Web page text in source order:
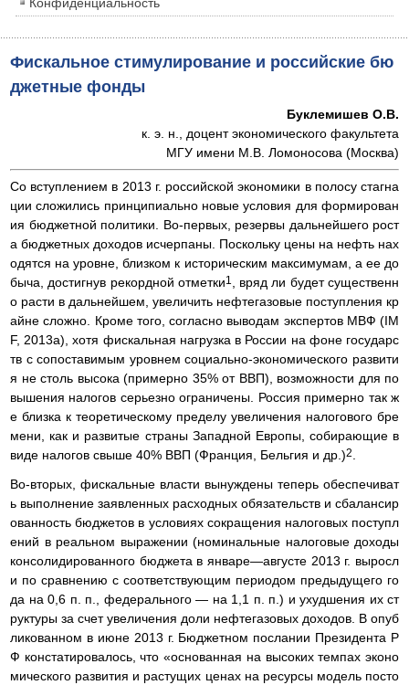
Фискальное стимулирование и российские бю
джетные фонды
Буклемишев О.В.
к. э. н., доцент экономического факультета
МГУ имени М.В. Ломоносова (Москва)
Со вступлением в 2013 г. российской экономики в полосу стагна
ции сложились принципиально новые условия для формирован
ия бюджетной политики. Во-первых, резервы дальнейшего рост
а бюджетных доходов исчерпаны. Поскольку цены на нефть нах
одятся на уровне, близком к историческим максимумам, а ее до
быча, достигнув рекордной отметки1 , вряд ли будет существенн
о расти в дальнейшем, увеличить нефтегазовые поступления кр
айне сложно. Кроме того, согласно выводам экспертов МВФ (IM
F, 2013а), хотя фискальная нагрузка в России на фоне государс
тв с сопоставимым уровнем социально-экономического развити
я не столь высока (примерно 35% от ВВП), возможности для по
вышения налогов серьезно ограничены. Россия примерно так ж
е близка к теоретическому пределу увеличения налогового бре
мени, как и развитые страны Западной Европы, собирающие в
виде налогов свыше 40% ВВП (Франция, Бельгия и др.)2.
Во-вторых, фискальные власти вынуждены теперь обеспечиват
ь выполнение заявленных расходных обязательств и сбалансир
ованность бюджетов в условиях сокращения налоговых поступл
ений в реальном выражении (номинальные налоговые доходы
консолидированного бюджета в январе—августе 2013 г. выросл
и по сравнению с соответствующим периодом предыдущего го
да на 0,6 п. п., федерального — на 1,1 п. п.) и ухудшения их ст
руктуры за счет увеличения доли нефтегазовых доходов. В опуб
ликованном в июне 2013 г. Бюджетном послании Президента Р
Ф констатировалось, что «основанная на высоких темпах эконо
мического развития и растущих ценах на ресурсы модель посто